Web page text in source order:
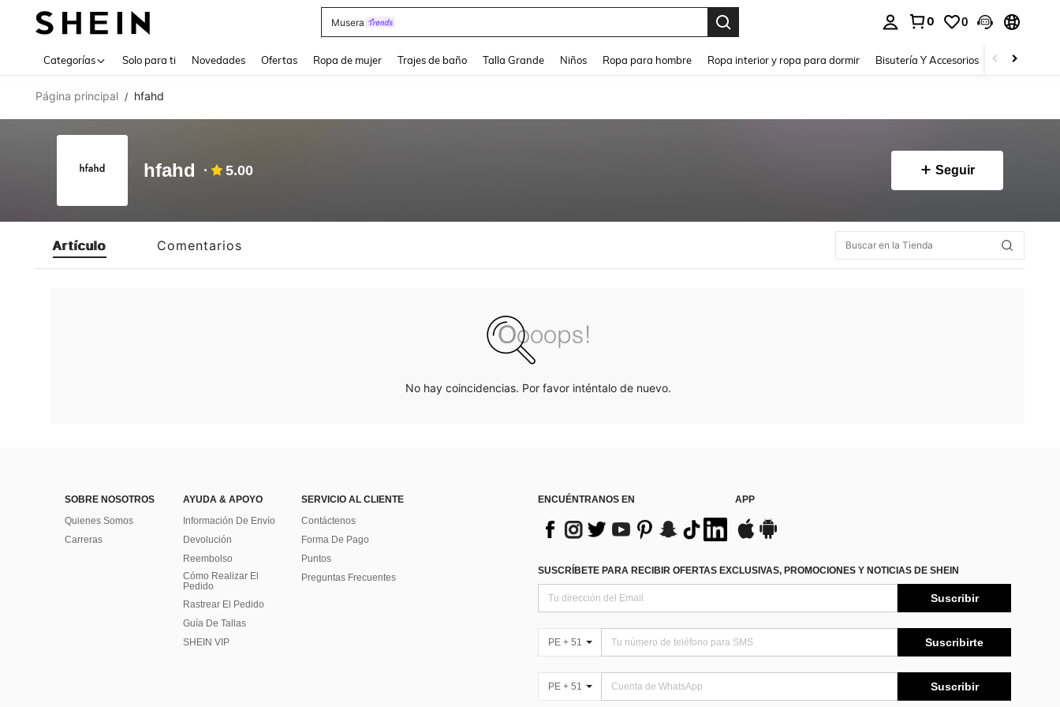
Musera
0 0
Categorías Solo para ti Novedades Ofertas Ropa de mujer Trajes de baño Talla Grande Niños Ropa para hombre Ropa interior y ropa para dormir Bisutería Y Accesorios Zapatos
Página principal / hfahd
hfahd 5.00 Seguir
Artículo Comentarios
No hay coincidencias. Por favor inténtalo de nuevo.
SOBRE NOSOTROS
Quienes Somos
Carreras
AYUDA & APOYO
Información De Envío
Devolución
Reembolso
Cómo Realizar El
Pedido
Rastrear El Pedido
Guía De Tallas
SHEIN VIP
SERVICIO AL CLIENTE
Contáctenos
Forma De Pago
Puntos
Preguntas Frecuentes
ENCUÉNTRANOS EN APP
SUSCRÍBETE PARA RECIBIR OFERTAS EXCLUSIVAS, PROMOCIONES Y NOTICIAS DE SHEIN
Suscribir
PE + 51 Suscribirte
PE + 51 Suscribir